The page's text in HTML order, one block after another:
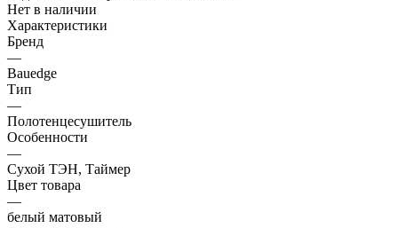
Нет в наличии
Характеристики
Бренд
—
Bauedge
Тип
—
Полотенцесушитель
Особенности
—
Сухой ТЭН, Таймер
Цвет товара
—
белый матовый